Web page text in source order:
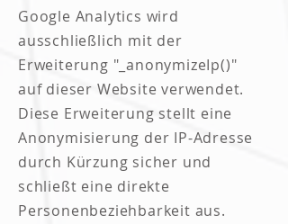
Google Analytics wird
ausschließlich mit der
Erweiterung "_anonymizeIp()"
auf dieser Website verwendet.
Diese Erweiterung stellt eine
Anonymisierung der IP-Adresse
durch Kürzung sicher und
schließt eine direkte
Personenbeziehbarkeit aus.